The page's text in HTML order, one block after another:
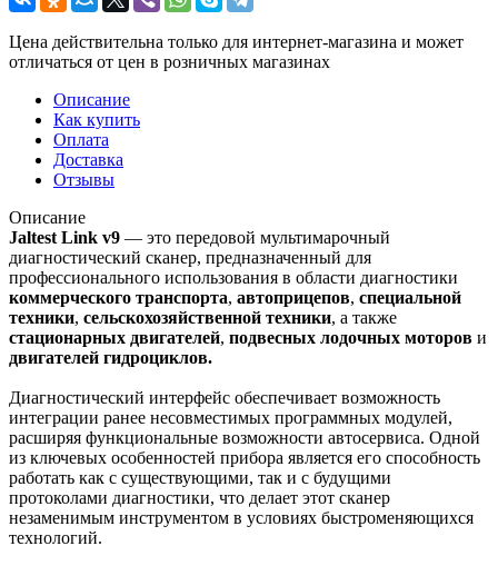
Цена действительна только для интернет-магазина и может
отличаться от цен в розничных магазинах
Описание
Как купить
Оплата
Доставка
Отзывы
Описание
Jaltest Link v9 — это передовой мультимарочный
диагностический сканер, предназначенный для
профессионального использования в области диагностики
коммерческого транспорта, автоприцепов, специальной
техники, сельскохозяйственной техники, а также
стационарных двигателей, подвесных лодочных моторов и
двигателей гидроциклов.
Диагностический интерфейс обеспечивает возможность
интеграции ранее несовместимых программных модулей,
расширяя функциональные возможности автосервиса. Одной
из ключевых особенностей прибора является его способность
работать как с существующими, так и с будущими
протоколами диагностики, что делает этот сканер
незаменимым инструментом в условиях быстроменяющихся
технологий.